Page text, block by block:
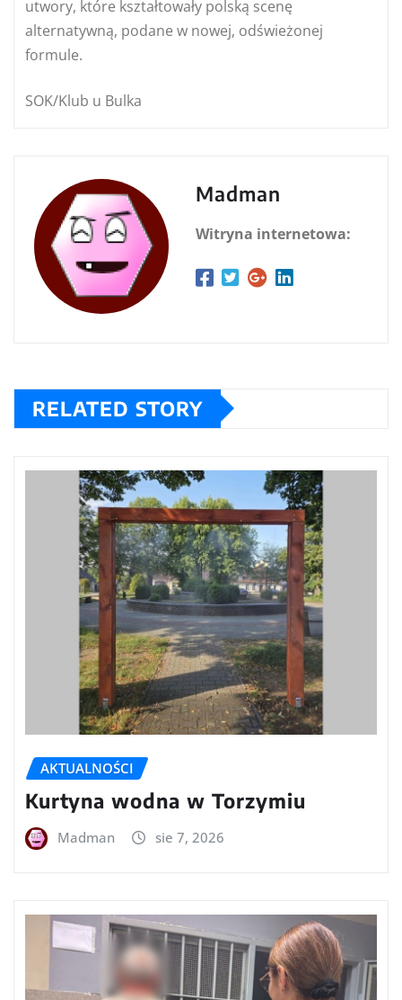
utwory, które kształtowały polską scenę
alternatywną, podane w nowej, odświeżonej
formule.
SOK/Klub u Bulka
Madman
Witryna internetowa:
RELATED STORY
AKTUALNOŚCI
Kurtyna wodna w Torzymiu
Madman sie 7, 2026